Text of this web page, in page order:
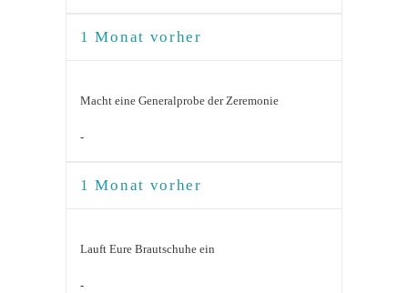
1 Monat vorher
Macht eine Generalprobe der Zeremonie
-
1 Monat vorher
Lauft Eure Brautschuhe ein
-